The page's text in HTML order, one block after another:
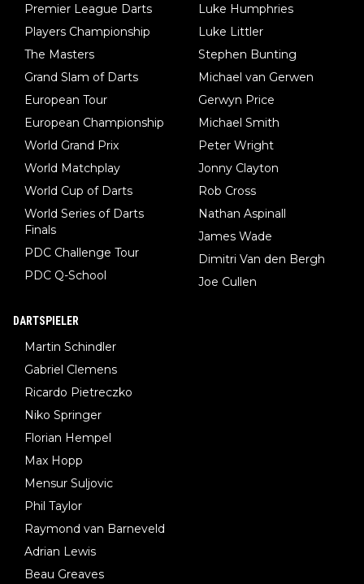
Premier League Darts
Players Championship
The Masters
Grand Slam of Darts
European Tour
European Championship
World Grand Prix
World Matchplay
World Cup of Darts
World Series of Darts
Finals
PDC Challenge Tour
PDC Q-School
Luke Humphries
Luke Littler
Stephen Bunting
Michael van Gerwen
Gerwyn Price
Michael Smith
Peter Wright
Jonny Clayton
Rob Cross
Nathan Aspinall
James Wade
Dimitri Van den Bergh
Joe Cullen
DARTSPIELER
Martin Schindler
Gabriel Clemens
Ricardo Pietreczko
Niko Springer
Florian Hempel
Max Hopp
Mensur Suljovic
Phil Taylor
Raymond van Barneveld
Adrian Lewis
Beau Greaves